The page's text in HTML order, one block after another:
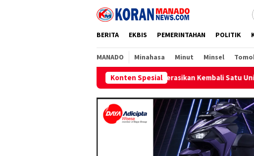
BERITA EKBIS PEMERINTAHAN POLITIK
MANADO Minahasa Minut Minsel
Konten Spesial
Berhasil Operasikan Kembali Satu Unit Mesin